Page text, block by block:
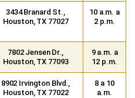
3434 Branard St.,
Houston, TX 77027
10 a.m. a
2 p.m.
7802 Jensen Dr.,
Houston, TX 77093
9 a.m. a
12 p.m.
8902 Irvington Blvd.,
Houston, TX 77022
8 a 10
a.m.